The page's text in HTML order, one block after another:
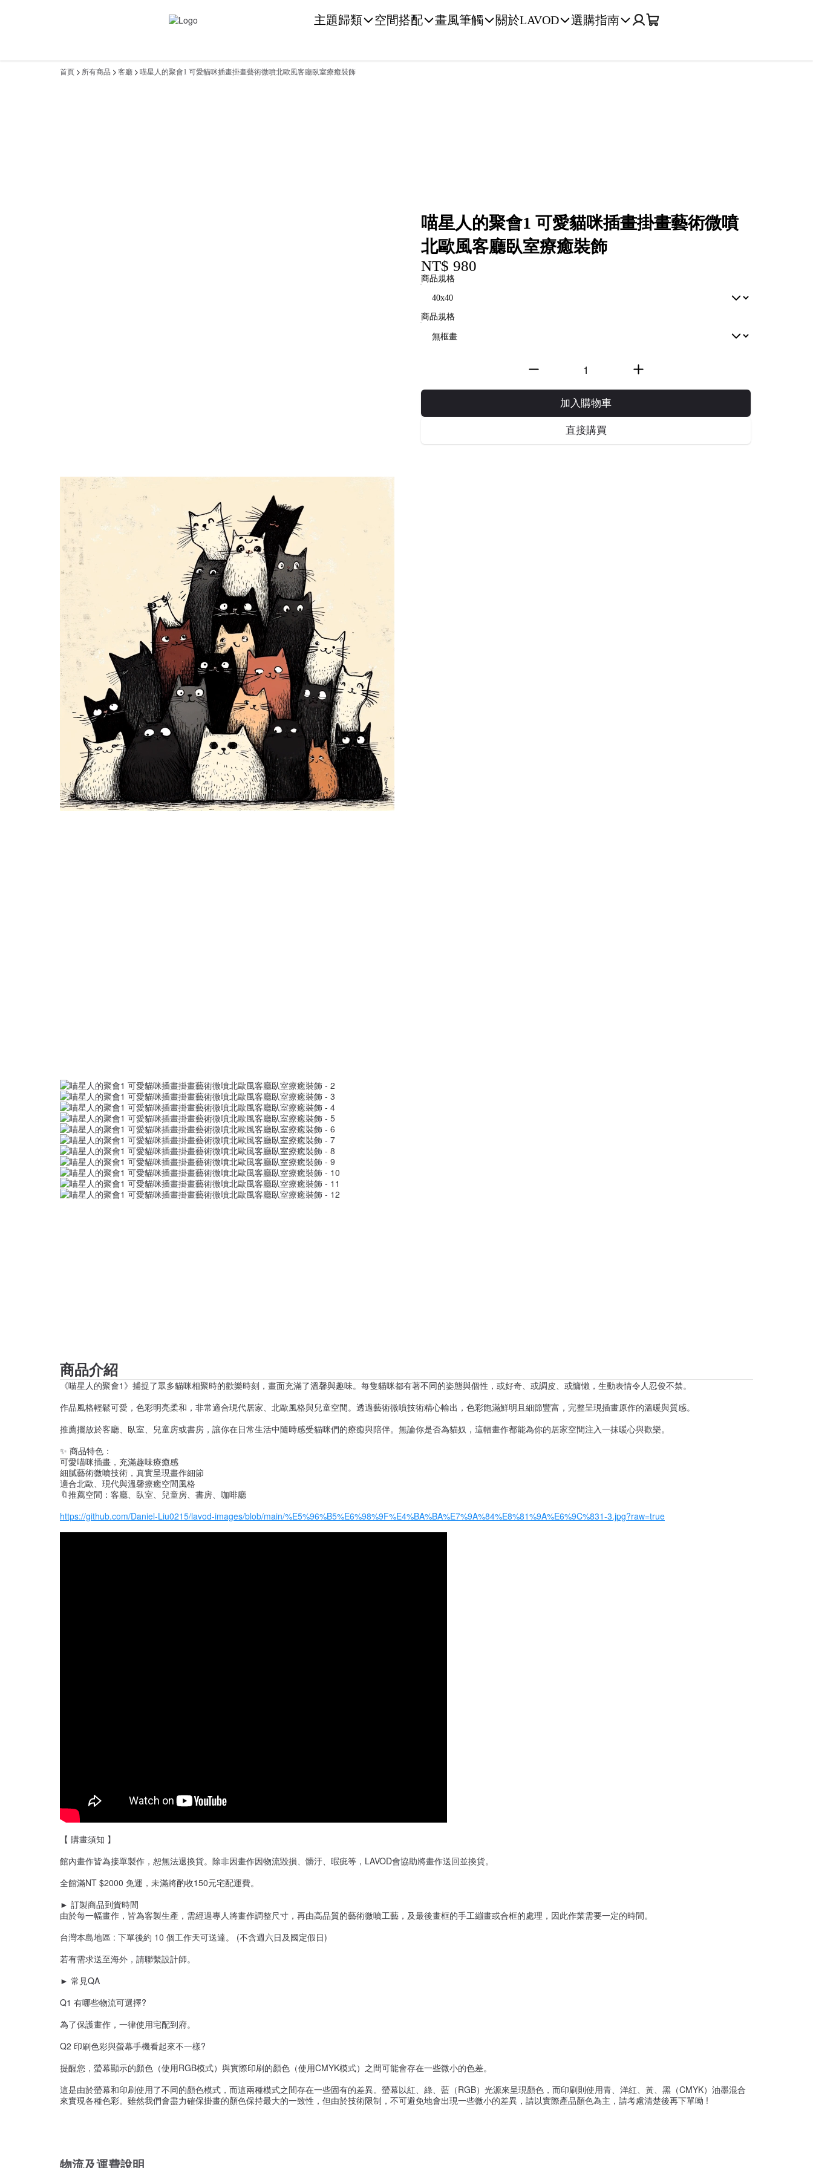
主題歸類 空間搭配 畫風筆觸 關於LAVOD 選購指南
首頁 所有商品 客廳 喵星人的聚會1 可愛貓咪插畫掛畫藝術微噴北歐風客廳臥室療癒裝飾
喵星人的聚會1 可愛貓咪插畫掛畫藝術微噴
北歐風客廳臥室療癒裝飾
NT$ 980
商品規格
商品規格
加入購物車
直接購買
商品介紹
《喵星人的聚會1》捕捉了眾多貓咪相聚時的歡樂時刻，畫面充滿了溫馨與趣味。每隻貓咪都有著不同的姿態與個性，或好奇、或調皮、或慵懶，生動表情令人忍俊不禁。
作品風格輕鬆可愛，色彩明亮柔和，非常適合現代居家、北歐風格與兒童空間。透過藝術微噴技術精心輸出，色彩飽滿鮮明且細節豐富，完整呈現插畫原作的溫暖與質感。
推薦擺放於客廳、臥室、兒童房或書房，讓你在日常生活中隨時感受貓咪們的療癒與陪伴。無論你是否為貓奴，這幅畫作都能為你的居家空間注入一抹暖心與歡樂。
✨ 商品特色：
可愛喵咪插畫，充滿趣味療癒感
細膩藝術微噴技術，真實呈現畫作細節
適合北歐、現代與溫馨療癒空間風格
🔖推薦空間：客廳、臥室、兒童房、書房、咖啡廳
https://github.com/Daniel-Liu0215/lavod-images/blob/main/%E5%96%B5%E6%98%9F%E4%BA%BA%E7%9A%84%E8%81%9A%E6%9C%831-3.jpg?raw=true
【 購畫須知 】
館內畫作皆為接單製作，恕無法退換貨。除非因畫作因物流毀損、髒汙、暇疵等，LAVOD會協助將畫作送回並換貨。
全館滿NT $2000 免運，未滿將酌收150元宅配運費。
► 訂製商品到貨時間
由於每一幅畫作，皆為客製生產，需經過專人將畫作調整尺寸，再由高品質的藝術微噴工藝，及最後畫框的手工繃畫或合框的處理，因此作業需要一定的時間。
台灣本島地區 : 下單後約 10 個工作天可送達。 (不含週六日及國定假日)
若有需求送至海外，請聯繫設計師。
► 常見QA
Q1 有哪些物流可選擇?
為了保護畫作，一律使用宅配到府。
Q2 印刷色彩與螢幕手機看起來不一樣?
提醒您，螢幕顯示的顏色（使用RGB模式）與實際印刷的顏色（使用CMYK模式）之間可能會存在一些微小的色差。
這是由於螢幕和印刷使用了不同的顏色模式，而這兩種模式之間存在一些固有的差異。螢幕以紅、綠、藍（RGB）光源來呈現顏色，而印刷則使用青、洋紅、黃、黑（CMYK）油墨混合
來實現各種色彩。雖然我們會盡力確保掛畫的顏色保持最大的一致性，但由於技術限制，不可避免地會出現一些微小的差異，請以實際產品顏色為主，請考慮清楚後再下單呦 !
物流及運費說明